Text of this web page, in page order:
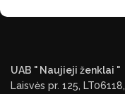
UAB " Naujieji ženklai "
Laisvės pr. 125, LT06118,